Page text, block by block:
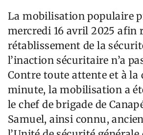
La mobilisation populaire
mercredi 16 avril 2025 afin
rétablissement de la
l’inaction sécuritaire n’a
Contre toute attente et à la
minute, la mobilisation a
le chef de brigade de
Samuel, ainsi connu,